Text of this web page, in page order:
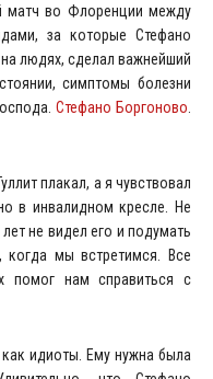
матч во Флоренции между
за которые Стефано
людях, сделал важнейший
симптомы болезни
Стефано Боргоново
плакал, а я чувствовал
в инвалидном кресле. Не
не видел его и подумать
когда мы встретимся. Все
помог нам справиться с
идиоты. Ему нужна была